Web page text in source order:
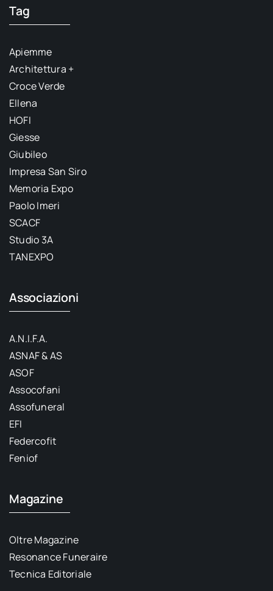
Tag
Apiemme
Architettura +
Croce Verde
Ellena
HOFI
Giesse
Giubileo
Impresa San Siro
Memoria Expo
Paolo Imeri
SCACF
Studio 3A
TANEXPO
Associazioni
A.N.I.F.A.
ASNAF & AS
ASOF
Assocofani
Assofuneral
EFI
Federcofit
Feniof
Magazine
Oltre Magazine
Resonance Funeraire
Tecnica Editoriale